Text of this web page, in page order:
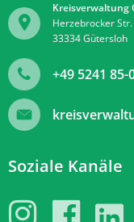
Kreisverwaltung
Herzebrocker
33334Gütersloh
+49 5241 85-
Soziale Kanäle